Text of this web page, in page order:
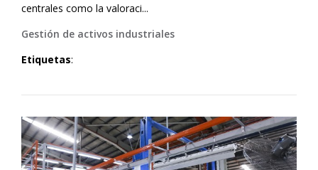
centrales como la valoraci...
Gestión de activos industriales
Etiquetas: